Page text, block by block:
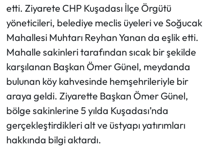
etti. Ziyarete CHP Kuşadası İlçe Örgütü
yöneticileri, belediye meclis üyeleri ve Soğucak
Mahallesi Muhtarı Reyhan Yanan da eşlik etti.
Mahalle sakinleri tarafından sıcak bir şekilde
karşılanan Başkan Ömer Günel, meydanda
bulunan köy kahvesinde hemşehrileriyle bir
araya geldi. Ziyarette Başkan Ömer Günel,
bölge sakinlerine 5 yılda Kuşadası’nda
gerçekleştirdikleri alt ve üstyapı yatırımları
hakkında bilgi aktardı.